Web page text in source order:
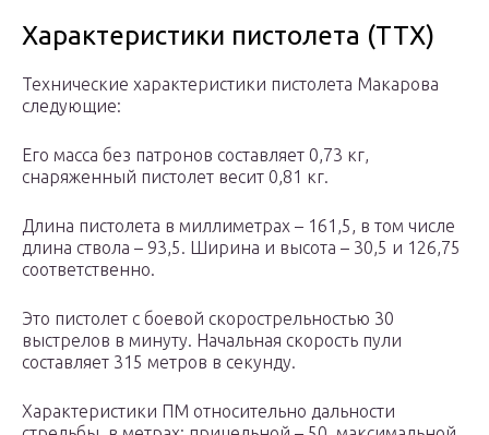
Характеристики пистолета (ТТХ)
Технические характеристики пистолета Макарова
следующие:
Его масса без патронов составляет 0,73 кг,
снаряженный пистолет весит 0,81 кг.
Длина пистолета в миллиметрах – 161,5, в том числе
длина ствола – 93,5. Ширина и высота – 30,5 и 126,75
соответственно.
Это пистолет с боевой скорострельностью 30
выстрелов в минуту. Начальная скорость пули
составляет 315 метров в секунду.
Характеристики ПМ относительно дальности